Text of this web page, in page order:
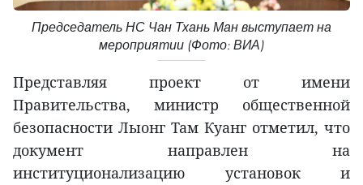
Председатель НС Чан Тхань Ман выступает на
мероприятии (Фото: ВИА)
Представляя проект от имени
Правительства, министр общественной
безопасности Лыонг Там Куанг отметил, что
документ направлен на
институционализацию установок и